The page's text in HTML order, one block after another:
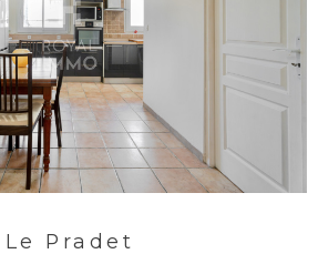
Le Pradet